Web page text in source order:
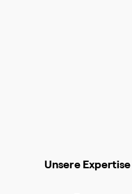
Unsere Expertise